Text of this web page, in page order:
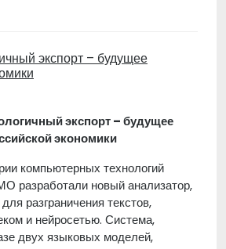
экспорт – будущее
экспорт – будущее
экономики
компьютерных технологий
разработали новый анализатор,
разграничения текстов,
и нейросетью. Система,
двух языковых моделей,